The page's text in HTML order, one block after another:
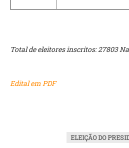
Total de eleitores inscritos: 27803
Edital em PDF
ELEIÇÃO DO